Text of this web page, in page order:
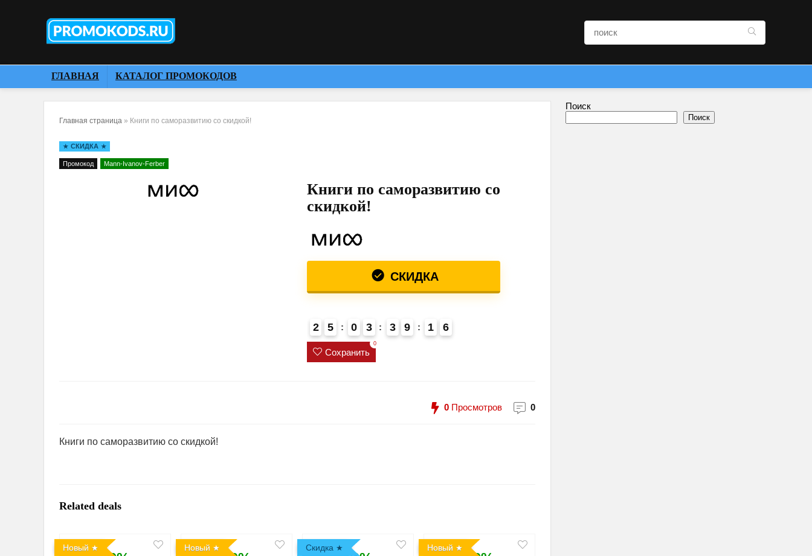
ГЛАВНАЯ КАТАЛОГ ПРОМОКОДОВ
Главная страница » Книги по саморазвитию со скидкой!
СКИДКА
Промокод Mann-Ivanov-Ferber
Книги по саморазвитию со
скидкой!
СКИДКА
2 5 0 3 3 9 1 6
Сохранить
0
0 Просмотров 0
Книги по саморазвитию со скидкой!
Related deals
Новый Новый Скидка Новый
Поиск
Поиск